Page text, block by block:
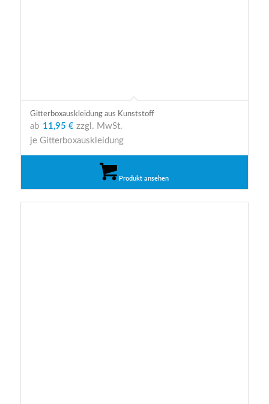
Gitterboxauskleidung aus Kunststoff
ab 11,95 €zzgl. MwSt.
je Gitterboxauskleidung
Produkt ansehen